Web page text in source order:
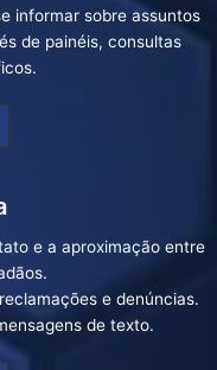
informar sobre assuntos
de painéis, consultas
e a aproximação entre
e denúncias.
de texto.